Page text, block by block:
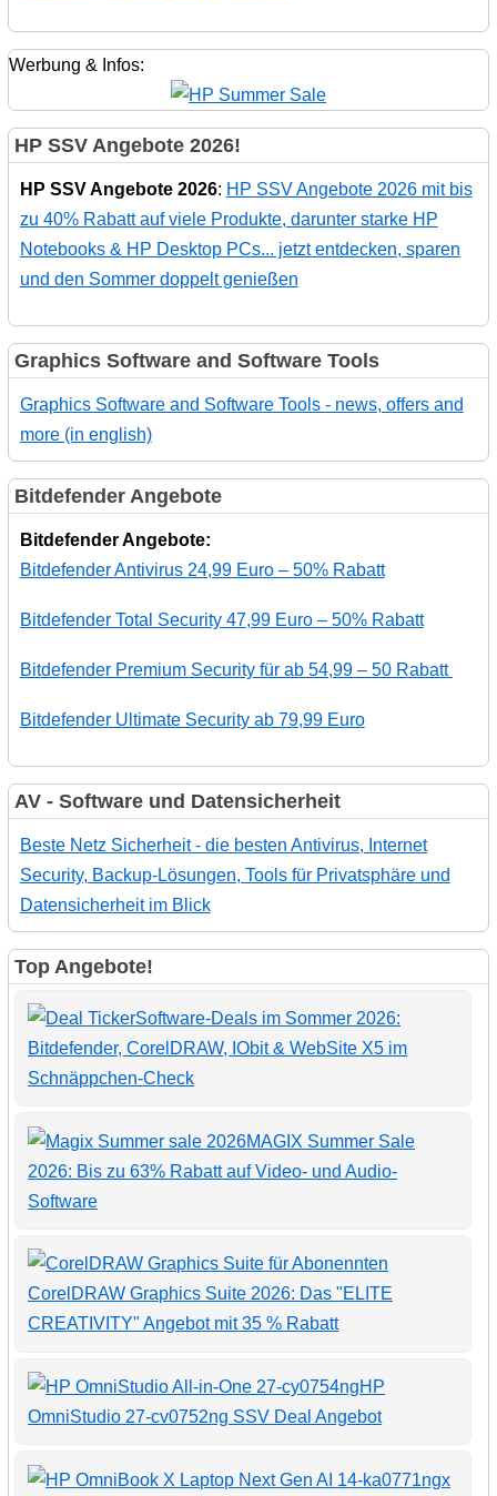
Werbung & Infos:
HP SSV Angebote 2026!
HP SSV Angebote 2026: HP SSV Angebote 2026 mit bis
zu 40% Rabatt auf viele Produkte, darunter starke HP
Notebooks & HP Desktop PCs... jetzt entdecken, sparen
und den Sommer doppelt genießen
Graphics Software and Software Tools
Graphics Software and Software Tools - news, offers and
more (in english)
Bitdefender Angebote
Bitdefender Angebote:
Bitdefender Antivirus 24,99 Euro – 50% Rabatt
Bitdefender Total Security 47,99 Euro – 50% Rabatt
Bitdefender Premium Security für ab 54,99 – 50 Rabatt
Bitdefender Ultimate Security ab 79,99 Euro
AV - Software und Datensicherheit
Beste Netz Sicherheit - die besten Antivirus, Internet
Security, Backup-Lösungen, Tools für Privatsphäre und
Datensicherheit im Blick
Top Angebote!
Software-Deals im Sommer 2026:
Bitdefender, CorelDRAW, IObit & WebSite X5 im
Schnäppchen-Check
MAGIX Summer Sale
2026: Bis zu 63% Rabatt auf Video- und Audio-
Software
CorelDRAW Graphics Suite 2026: Das "ELITE
CREATIVITY" Angebot mit 35 % Rabatt
HP
OmniStudio 27-cv0752ng SSV Deal Angebot